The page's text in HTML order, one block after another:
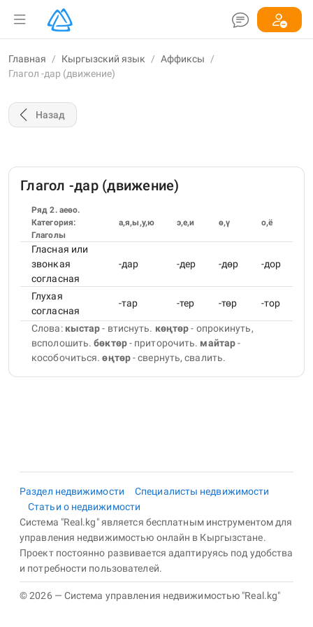
Главная / Кыргызский язык / Аффиксы
/
Глагол -дар (движение)
Назад
Глагол -дар (движение)
Ряд 2. аеөо.
Категория:
Глаголы
а,я,ы,у,ю э,е,и ө,ү о,ё
Гласная или
звонкая
согласная
-дар -дер -дөр -дор
Глухая
согласная
-тар -тер -төр -тор
Слова: кыстар- втиснуть. көңтөр- опрокинуть,
всполошить.бөктөр- приторочить. майтар-
кособочиться.өңтөр- свернуть, свалить.
Раздел недвижимости
Специалисты недвижимости
Статьи о недвижимости
Система "Real.kg" является бесплатным инструментом для
управления недвижимостью онлайн в Кыргызстане.
Проект постоянно развивается адаптируясь под удобства
и потребности пользователей.
© 2026 — Система управления недвижимостью "Real.kg"